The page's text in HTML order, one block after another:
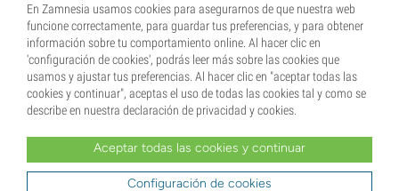
En Zamnesia usamos cookies para asegurarnos de que nuestra web
funcione correctamente, para guardar tus preferencias, y para obtener
información sobre tu comportamiento online. Al hacer clic en
'configuración de cookies', podrás leer más sobre las cookies que
usamos y ajustar tus preferencias. Al hacer clic en "aceptar todas las
cookies y continuar", aceptas el uso de todas las cookies tal y como se
describe en nuestra declaración de privacidad y cookies.
Aceptar todas las cookies y continuar
Configuración de cookies
* Nuestras semillas se venden como suvenires. La germinación de semillas es ilegal en muchos
tu lugar de residencia y que conoces las normativas locales. También eximes de toda responsabilidad a